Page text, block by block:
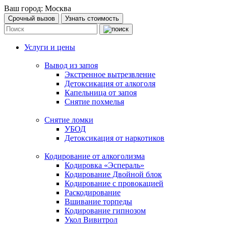
Ваш город: Москва
Срочный вызов Узнать стоимость
Услуги и цены
Вывод из запоя
Экстренное вытрезвление
Детоксикация от алкоголя
Капельница от запоя
Снятие похмелья
Снятие ломки
УБОД
Детоксикация от наркотиков
Кодирование от алкоголизма
Кодировка «Эспераль»
Кодирование Двойной блок
Кодирование с провокацией
Раскодирование
Вшивание торпеды
Кодирование гипнозом
Укол Вивитрол